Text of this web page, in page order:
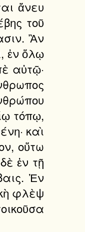
ἄνευ
τοῦ
Ἂν
ἐν ὅλῳ
αὐτῷ·
τόπῳ,
καὶ
οὕτω
ἐν τῇ
Ἐν
φλὲψ